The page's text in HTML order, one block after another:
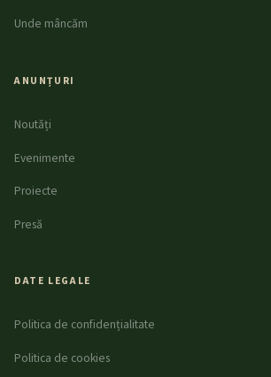
Unde mâncăm
ANUNȚURI
Noutăți
Evenimente
Proiecte
Presă
DATE LEGALE
Politica de confidențialitate
Politica de cookies